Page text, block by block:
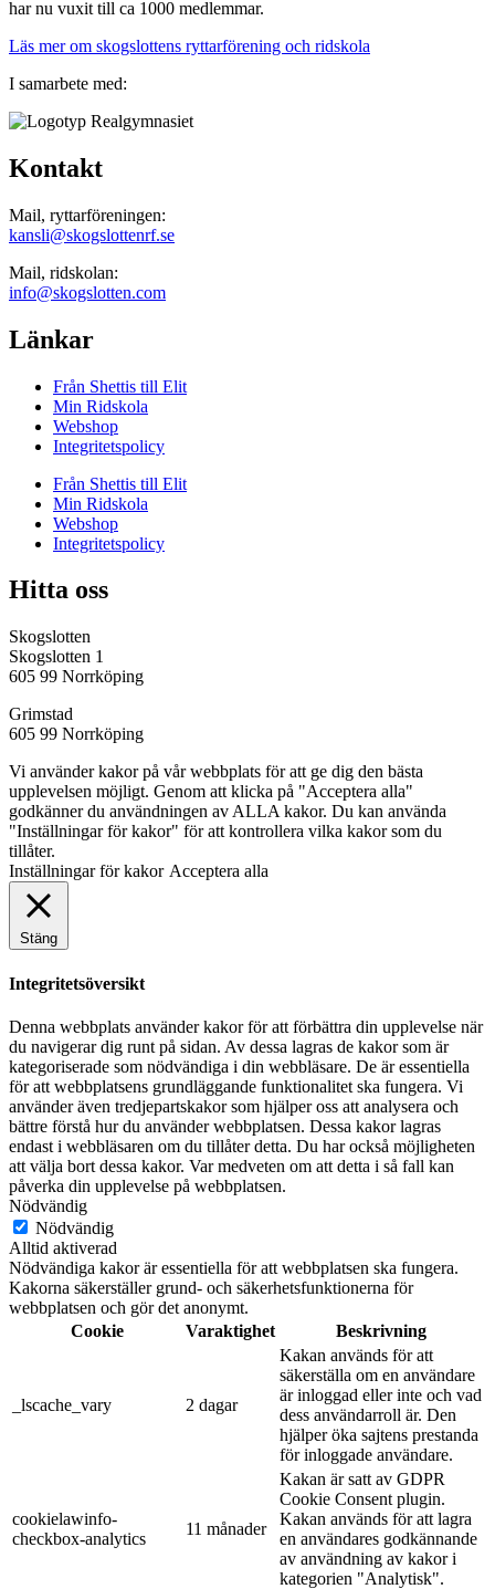
har nu vuxit till ca 1000 medlemmar.
Läs mer om skogslottens ryttarförening och ridskola
I samarbete med:
Kontakt
Mail, ryttarföreningen:
kansli@skogslottenrf.se
Mail, ridskolan:
info@skogslotten.com
Länkar
Från Shettis till Elit
Min Ridskola
Webshop
Integritetspolicy
Från Shettis till Elit
Min Ridskola
Webshop
Integritetspolicy
Hitta oss
Skogslotten
Skogslotten 1
605 99 Norrköping
Grimstad
605 99 Norrköping
Vi använder kakor på vår webbplats för att ge dig den bästa
upplevelsen möjligt. Genom att klicka på "Acceptera alla"
godkänner du användningen av ALLA kakor. Du kan använda
"Inställningar för kakor" för att kontrollera vilka kakor som du
tillåter.
Inställningar för kakor Acceptera alla
Stäng
Integritetsöversikt
Denna webbplats använder kakor för att förbättra din upplevelse när
du navigerar dig runt på sidan. Av dessa lagras de kakor som är
kategoriserade som nödvändiga i din webbläsare. De är essentiella
för att webbplatsens grundläggande funktionalitet ska fungera. Vi
använder även tredjepartskakor som hjälper oss att analysera och
bättre förstå hur du använder webbplatsen. Dessa kakor lagras
endast i webbläsaren om du tillåter detta. Du har också möjligheten
att välja bort dessa kakor. Var medveten om att detta i så fall kan
påverka din upplevelse på webbplatsen.
Nödvändig
Nödvändig
Alltid aktiverad
Nödvändiga kakor är essentiella för att webbplatsen ska fungera.
Kakorna säkerställer grund- och säkerhetsfunktionerna för
webbplatsen och gör det anonymt.
Cookie
Varaktighet Beskrivning
_lscache_vary 2 dagar
Kakan används för att
säkerställa om en användare
är inloggad eller inte och vad
dess användarroll är. Den
hjälper öka sajtens prestanda
för inloggade användare.
cookielawinfo-
checkbox-analytics
11 månader
Kakan är satt av GDPR
Cookie Consent plugin.
Kakan används för att lagra
en användares godkännande
av användning av kakor i
kategorien "Analytisk".